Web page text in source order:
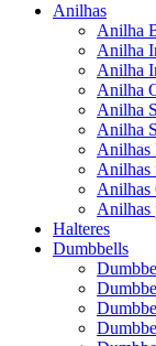
Anilhas
Anilha
Anilha
Anilha
Anilha
Anilha
Anilha
Anilhas
Anilhas
Anilhas
Anilhas
Halteres
Dumbbells